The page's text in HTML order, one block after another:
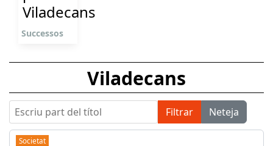
Viladecans
Successos
Viladecans
Escriu part del títol Filtrar Neteja
Societat